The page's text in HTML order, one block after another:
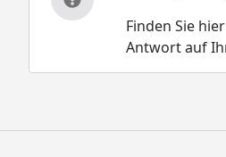
Finden Sie
Antwort auf